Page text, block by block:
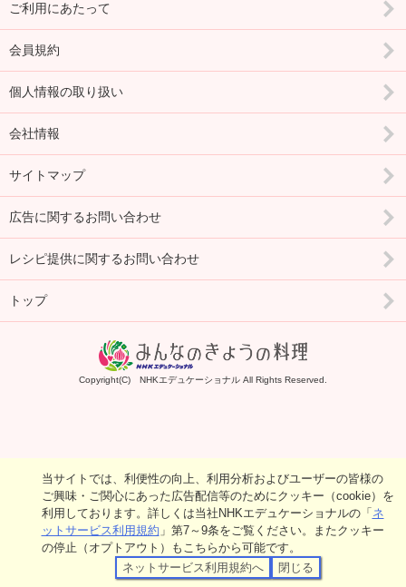
ご利用にあたって
会員規約
個人情報の取り扱い
会社情報
サイトマップ
広告に関するお問い合わせ
レシピ提供に関するお問い合わせ
トップ
Copyright(C) NHKエデュケーショナル All Rights Reserved.
当サイトでは、利便性の向上、利用分析およびユーザーの皆様の
ご興味・ご関心にあった広告配信等のためにクッキー（cookie）を
利用しております。詳しくは当社NHKエデュケーショナルの「ネ
ットサービス利用規約 」第7～9条をご覧ください。またクッキー
の停止（オプトアウト）もこちらから可能です。
ネットサービス利用規約へ
閉じる